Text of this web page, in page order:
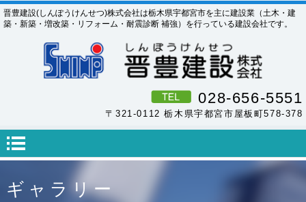
晋豊建設(しんぽうけんせつ)株式会社は栃木県宇都宮市を主に建設業（土木・建
築・新築・増改築・リフォーム・耐震診断 補強）を行っている建設会社です。
028-656-5551
〒321-0112 栃木県宇都宮市屋板町578-378
ギャラリー